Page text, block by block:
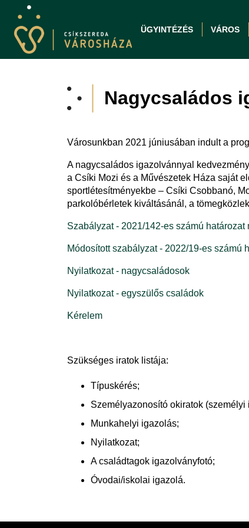
ÜGYINTÉZÉS VÁROS
Nagycsaládos
Városunkban 2021 júniusában indult a
A nagycsaládos igazolvánnyal
a Csíki Mozi és a Művészetek Háza saját
sportlétesítményekbe – Csíki Csobbanó,
parkolóbérletek kiváltásánál, a
Szabályzat - 2021/142-es számú határozat
Módosított szabályzat - 2022/19-es számú
Nyilatkozat - nagycsaládosok
Nyilatkozat - egyszülős családok
Kérelem
Szükséges iratok listája:
Típuskérés;
Személyazonosító okiratok
Munkahelyi igazolás;
Nyilatkozat;
A családtagok igazolványfotó;
Óvodai/iskolai igazolá.